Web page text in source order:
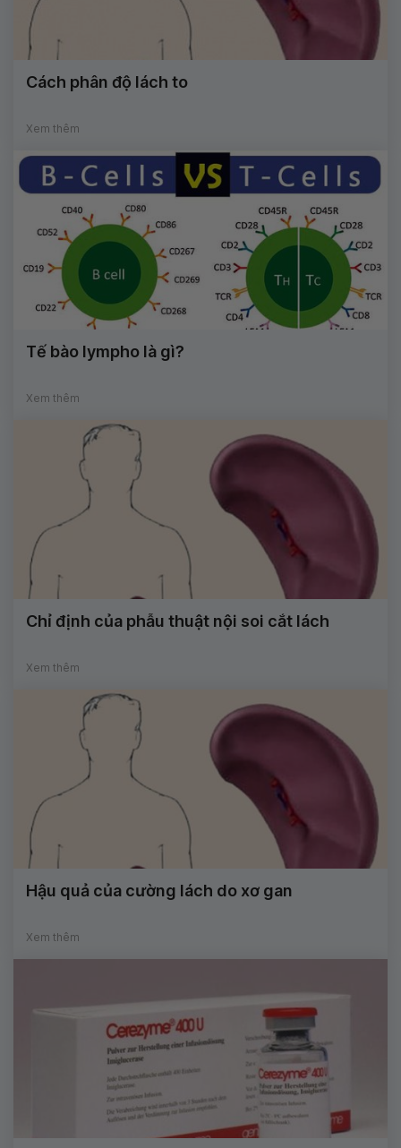
Cách phân độ lách to
Xem thêm
Tế bào lympho là gì?
Xem thêm
Chỉ định của phẫu thuật nội soi cắt lách
Xem thêm
Hậu quả của cường lách do xơ gan
Xem thêm